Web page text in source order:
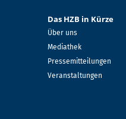
Das HZB in Kürze
Über uns
Mediathek
Pressemitteilungen
Veranstaltungen